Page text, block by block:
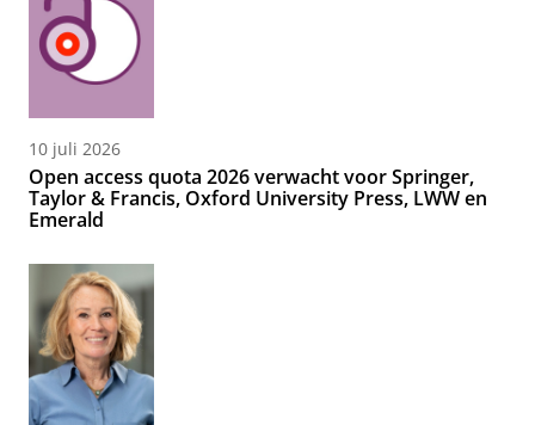
10 juli 2026
Open access quota 2026 verwacht voor Springer,
Taylor & Francis, Oxford University Press, LWW en
Emerald